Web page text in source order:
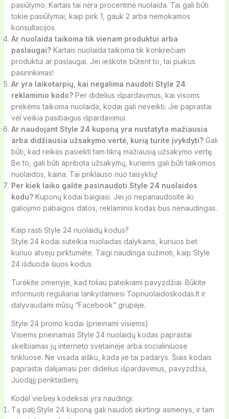
pasiūlymo. Kartais tai nėra procentinė nuolaida. Tai gali būti
tokie pasiūlymai, kaip pirk 1, gauk 2 arba nemokamos
konsultacijos.
Ar nuolaida taikoma tik vienam produktui arba
paslaugai?Kartais nuolaida taikoma tik konkrečiam
produktui ar paslaugai. Jei ieškote būtent to, tai puikus
pasirinkimas!
Ar yra laikotarpių, kai negalima naudoti Style 24
reklaminio kodo?Per didelius išpardavimus, kai visoms
prekėms taikoma nuolaida, kodai gali neveikti. Jie paprastai
vėl veikia pasibaigus išpardavimui.
Ar naudojant Style 24 kuponą yra nustatyta mažiausia
arba didžiausia užsakymo vertė, kurią turite įvykdyti?Gali
būti, kad reikės pasiekti tam tikrą mažiausią užsakymo vertę.
Be to, gali būti apribota užsakymų, kuriems gali būti taikomos
nuolaidos, kaina. Tai priklauso nuo taisyklių!
Per kiek laiko galite pasinaudoti Style 24 nuolaidos
kodu?Kuponų kodai baigiasi. Jei jo nepanaudosite iki
galiojimo pabaigos datos, reklaminis kodas bus nenaudingas.
Kaip rasti Style 24 nuolaidų kodus?
Style 24 kodai suteikia nuolaidas dalykams, kuriuos bet
kuriuo atveju pirktumėte. Taigi naudinga sužinoti, kaip Style
24 išduoda šiuos kodus.
Turėkite omenyje, kad toliau pateikiami pavyzdžiai. Būkite
informuoti reguliariai lankydamiesi Topnuolaidoskodas.lt ir
dalyvaudami mūsų “Facebook” grupėje.
Style 24 promo kodai (prieinami visiems)
Visiems prieinamas Style 24 nuolaidų kodas paprastai
skelbiamas jų interneto svetainėje arba socialiniuose
tinkluose. Ne visada aišku, kada jie tai padarys. Šiais kodais
paprastai dalijamasi per didelius išpardavimus, pavyzdžiui,
Juodąjį penktadienį.
Kodėl viešieji kodeksai yra naudingi:
Tą patį Style 24 kuponą gali naudoti skirtingi asmenys, ir tam